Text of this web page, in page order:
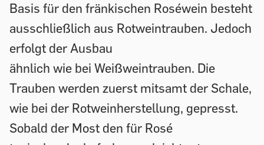
Basis für den fränkischen Roséwein besteht
ausschließlich aus Rotweintrauben. Jedoch
erfolgt der Ausbau
ähnlich wie bei Weißweintrauben. Die
Trauben werden zuerst mitsamt der Schale,
wie bei der Rotweinherstellung, gepresst.
Sobald der Most den für Rosé